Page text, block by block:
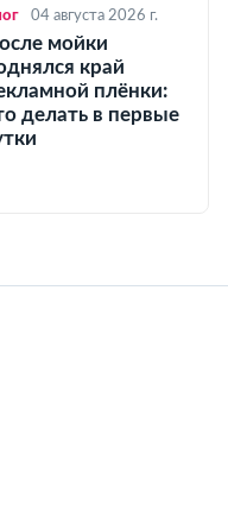
04 августа 2026 г.
мойки
край
плёнки:
делать в первые